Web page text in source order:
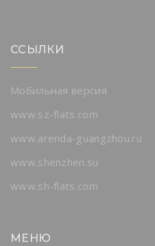
ССЫЛКИ
Мобильная версия
www.sz-flats.com
www.arenda-guangzhou.ru
www.shenzhen.su
www.sh-flats.com
МЕНЮ